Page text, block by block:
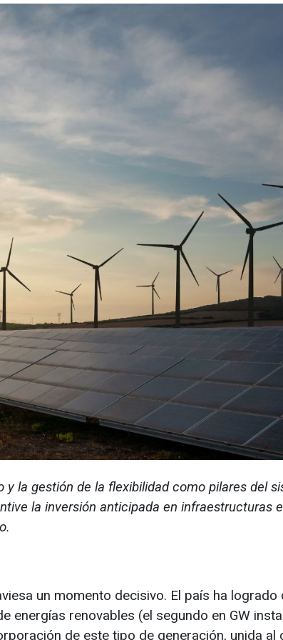
la gestión de la flexibilidad como pilares del
la inversión anticipada en infraestructuras
un momento decisivo. El país ha logrado
energías renovables (el segundo en GW
de este tipo de generación, unida al